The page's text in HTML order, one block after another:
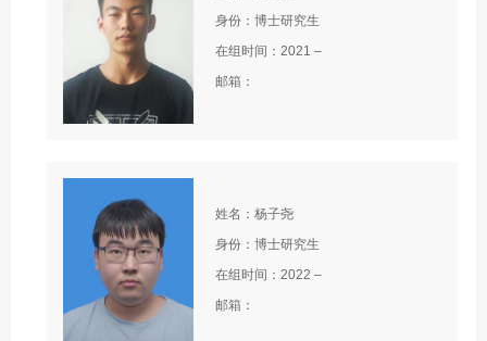
身份：博士研究生
在组时间：2021 –
邮箱：
姓名：杨子尧
身份：博士研究生
在组时间：2022 –
邮箱：